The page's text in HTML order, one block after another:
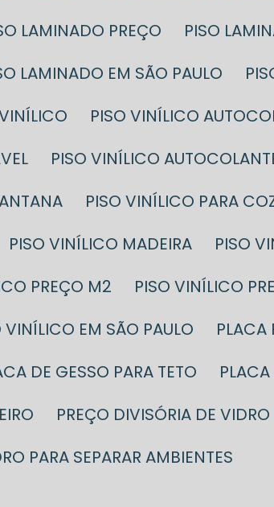
LAMINADO PREÇO
PISO
LAMINADO EM SÃO PAULO
VINÍLICO
PISO VINÍLICO
PISO VINÍLICO
PISO VINÍLICO PARA
PISO VINÍLICO MADEIRA
PISO
PREÇO M2
PISO VINÍLICO
VINÍLICO EM SÃO PAULO
DE GESSO PARA TETO
PREÇO DIVISÓRIA DE
PARA SEPARAR AMBIENTES